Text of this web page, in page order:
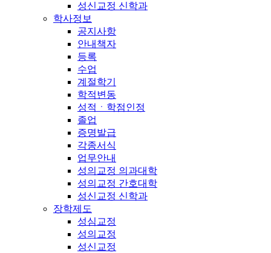
성신교정 신학과
학사정보
공지사항
안내책자
등록
수업
계절학기
학적변동
성적ㆍ학점인정
졸업
증명발급
각종서식
업무안내
성의교정 의과대학
성의교정 간호대학
성신교정 신학과
장학제도
성심교정
성의교정
성신교정